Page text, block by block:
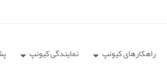
راهکارهای کیونپ نمایندگی کیونپ